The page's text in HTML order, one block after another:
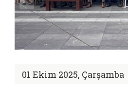
01 Ekim 2025, Çarşamba